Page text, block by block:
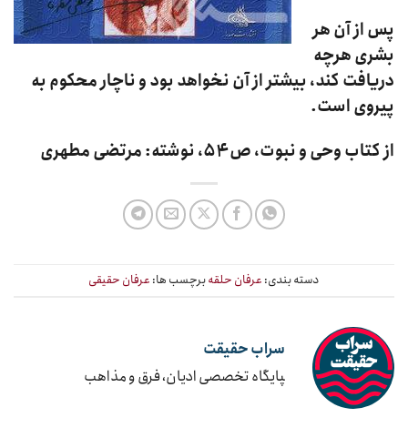
پس از آن هر
بشری هرچه
دریافت کند، بیشتر از آن نخواهد بود و ناچار محکوم به
پیروی است.
از کتاب وحی و نبوت، ص ۵۴، نوشته: مرتضی مطهری
دسته بندی: عرفان حلقهبرچسب ها: عرفان حقیقی
سراب حقیقت
‍پایگاه تخصصی ادیان، فرق و مذاهب